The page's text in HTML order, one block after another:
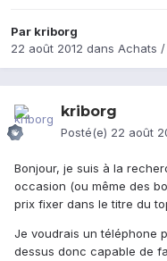
Par kriborg
22 août 2012 dans Achats /
kriborg
Posté(e) 22 août
Bonjour, je suis à la
occasion (ou même des
prix fixer dans le titre du
Je voudrais un téléphone
dessus donc capable de